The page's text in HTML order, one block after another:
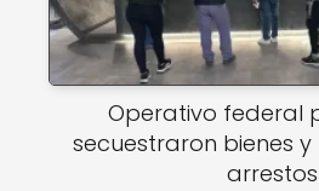
Operativo federal
secuestraron bienes
arrestos